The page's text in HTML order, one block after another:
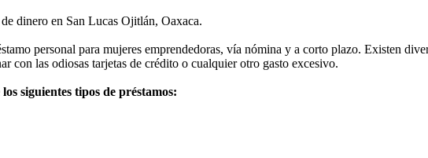
dinero en San Lucas Ojitlán, Oaxaca.
personal para mujeres emprendedoras, vía nómina y a corto plazo. Existen
con las odiosas tarjetas de crédito o cualquier otro gasto excesivo.
siguientes tipos de préstamos: